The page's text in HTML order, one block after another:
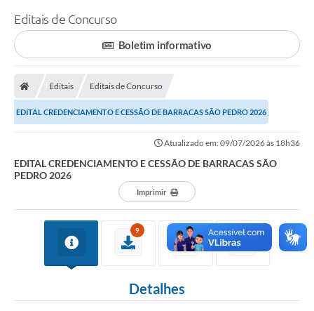
Editais de Concurso
Boletim informativo
Editais Editais de Concurso
EDITAL CREDENCIAMENTO E CESSÃO DE BARRACAS SÃO PEDRO 2026
Atualizado em: 09/07/2026 às 18h36
EDITAL CREDENCIAMENTO E CESSÃO DE BARRACAS SÃO
PEDRO 2026
Imprimir
9
Detalhes